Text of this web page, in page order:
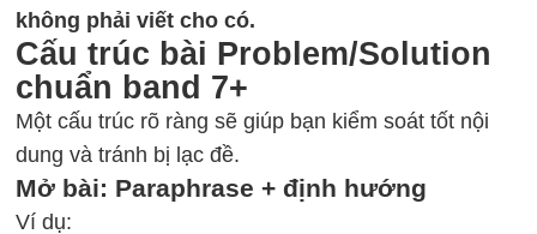
không phải viết cho có.
Cấu trúc bài Problem/Solution
chuẩn band 7+
Một cấu trúc rõ ràng sẽ giúp bạn kiểm soát tốt nội
dung và tránh bị lạc đề.
Mở bài: Paraphrase + định hướng
Ví dụ: